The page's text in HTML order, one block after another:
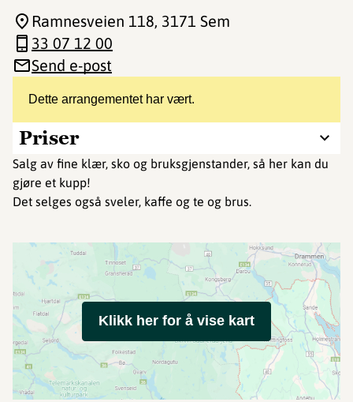
Dette arrangementet har vært.
Priser
Salg av fine klær, sko og bruksgjenstander, så her kan du
gjøre et kupp!
Det selges også sveler, kaffe og te og brus.
Ramnesveien 118, 3171 Sem
33 07 12 00
Send e-post
Klikk her for å vise kart